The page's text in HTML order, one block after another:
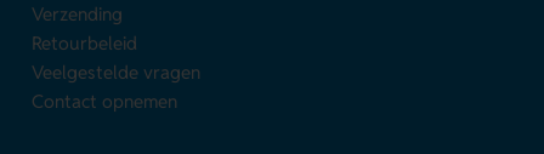
Verzending
Retourbeleid
Veelgestelde vragen
Contact opnemen